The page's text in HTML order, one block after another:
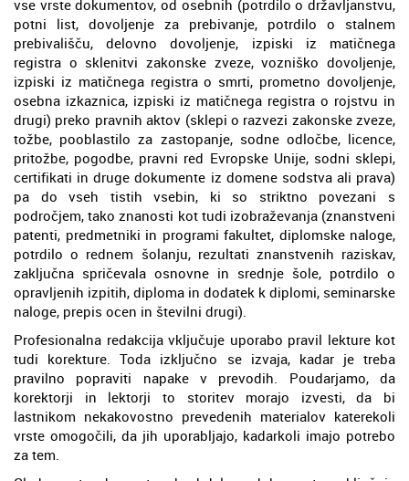
vse vrste dokumentov, od osebnih (potrdilo o državljanstvu,
potni list, dovoljenje za prebivanje, potrdilo o stalnem
prebivališču, delovno dovoljenje, izpiski iz matičnega
registra o sklenitvi zakonske zveze, vozniško dovoljenje,
izpiski iz matičnega registra o smrti, prometno dovoljenje,
osebna izkaznica, izpiski iz matičnega registra o rojstvu in
drugi) preko pravnih aktov (sklepi o razvezi zakonske zveze,
tožbe, pooblastilo za zastopanje, sodne odločbe, licence,
pritožbe, pogodbe, pravni red Evropske Unije, sodni sklepi,
certifikati in druge dokumente iz domene sodstva ali prava)
pa do vseh tistih vsebin, ki so striktno povezani s
področjem, tako znanosti kot tudi izobraževanja (znanstveni
patenti, predmetniki in programi fakultet, diplomske naloge,
potrdilo o rednem šolanju, rezultati znanstvenih raziskav,
zaključna spričevala osnovne in srednje šole, potrdilo o
opravljenih izpitih, diploma in dodatek k diplomi, seminarske
naloge, prepis ocen in številni drugi).
Profesionalna redakcija vključuje uporabo pravil lekture kot
tudi korekture. Toda izključno se izvaja, kadar je treba
pravilno popraviti napake v prevodih. Poudarjamo, da
korektorji in lektorji to storitev morajo izvesti, da bi
lastnikom nekakovostno prevedenih materialov katerekoli
vrste omogočili, da jih uporabljajo, kadarkoli imajo potrebo
za tem.